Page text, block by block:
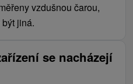
vzdušnou čarou,
jiná.
se nacházejí